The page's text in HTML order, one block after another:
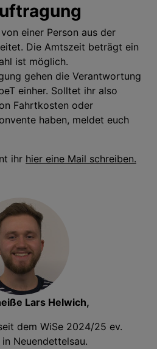
einer Person aus der
Die Amtszeit beträgt ein
ist möglich.
gehen die Verantwortung
einher. Solltet ihr also
Fahrtkosten oder
haben, meldet euch
ihr hier eine Mail schreiben.
Lars Helwich,
dem WiSe 2024/25 ev.
Neuendettelsau.